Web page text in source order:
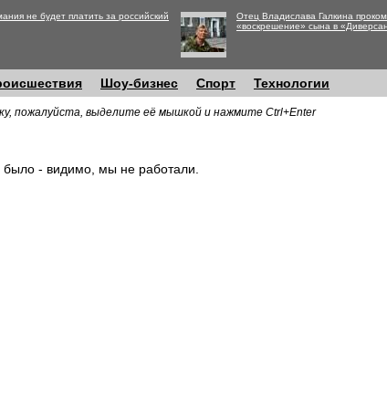
не будет платить за российский
Отец Владислава Галкина
«воскрешение» сына в
Шоу-бизнес Спорт Технологии
пожалуйста, выделите её мышкой и нажмите Ctrl+Enter
было - видимо, мы не работали.